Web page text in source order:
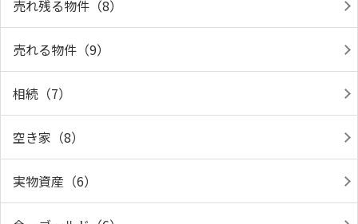
売れ残る物件（8）
売れる物件（9）
相続（7）
空き家（8）
実物資産（6）